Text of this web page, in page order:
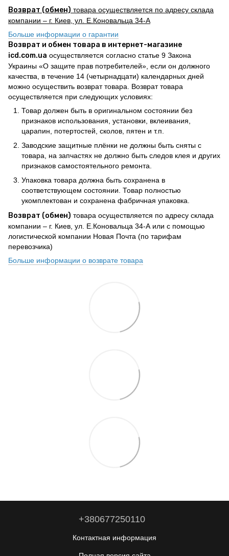
Возврат (обмен) товара осуществляется по адресу склада
компании – г. Киев, ул. Е.Коновальца 34-А
Больше информации о гарантии
Возврат и обмен товара в интернет-магазине
icd.com.ua осуществляется согласно статье 9 Закона
Украины «О защите прав потребителей», если он должного
качества, в течение 14 (четырнадцати) календарных дней
можно осуществить возврат товара. Возврат товара
осуществляется при следующих условиях:
Товар должен быть в оригинальном состоянии без
признаков использования, установки, вклеивания,
царапин, потертостей, сколов, пятен и т.п.
Заводские защитные плёнки не должны быть сняты с
товара, на запчастях не должно быть следов клея и других
признаков самостоятельного ремонта.
Упаковка товара должна быть сохранена в
соответствующем состоянии. Товар полностью
укомплектован и сохранена фабричная упаковка.
Возврат (обмен) товара осуществляется по адресу склада
компании – г. Киев, ул. Е.Коновальца 34-А или с помощью
логистической компании Новая Почта (по тарифам
перевозчика)
Больше информации о возврате товара
+380677250110
Контактная информация